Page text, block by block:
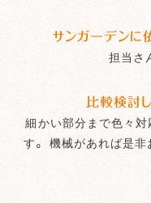
サンガーデンに
担当さ
比較検討
細かい部分まで色々対
す。 機械があれば是